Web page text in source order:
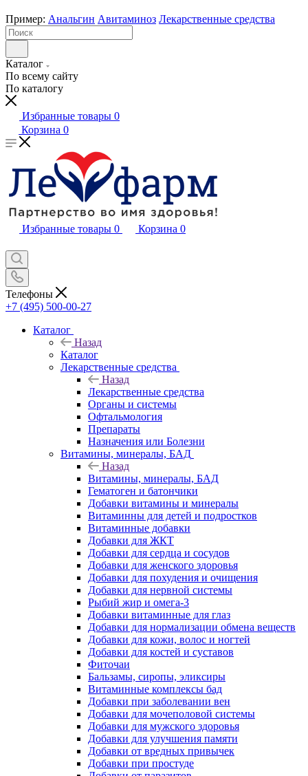
Пример: Анальгин Авитаминоз Лекарственные средства
Каталог
По всему сайту
По каталогу
Избранные товары 0
Корзина 0
Избранные товары 0 Корзина 0
Телефоны
+7 (495) 500-00-27
Каталог
Назад
Каталог
Лекарственные средства
Назад
Лекарственные средства
Органы и системы
Офтальмология
Препараты
Назначения или Болезни
Витамины, минералы, БАД
Назад
Витамины, минералы, БАД
Гематоген и батончики
Добавки витамины и минералы
Витаминны для детей и подростков
Витаминные добавки
Добавки для ЖКТ
Добавки для сердца и сосудов
Добавки для женского здоровья
Добавки для похудения и очищения
Добавки для нервной системы
Рыбий жир и омега-3
Добавки витаминные для глаз
Добавки для нормализации обмена веществ
Добавки для кожи, волос и ногтей
Добавки для костей и суставов
Фиточаи
Бальзамы, сиропы, эликсиры
Витаминные комплексы бад
Добавки при заболевании вен
Добавки для мочеполовой системы
Добавки для мужского здоровья
Добавки для улучшения памяти
Добавки от вредных привычек
Добавки при простуде